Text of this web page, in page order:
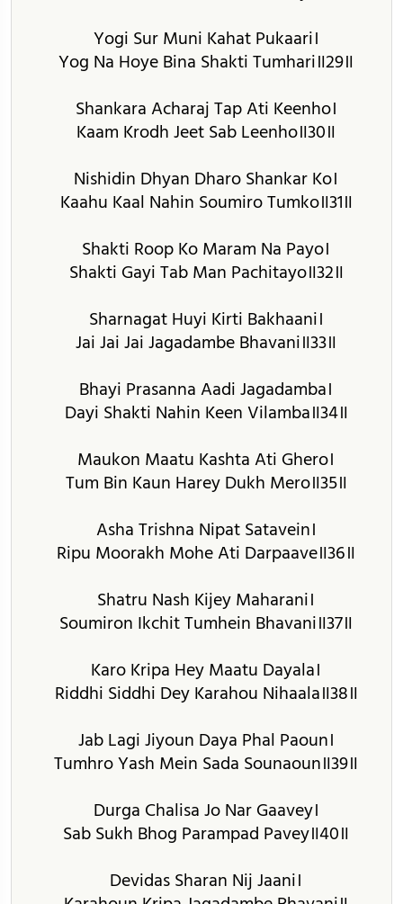
Yogi Sur Muni Kahat Pukaari।
Yog Na Hoye Bina Shakti Tumhari॥29॥
Shankara Acharaj Tap Ati Keenho।
Kaam Krodh Jeet Sab Leenho॥30॥
Nishidin Dhyan Dharo Shankar Ko।
Kaahu Kaal Nahin Soumiro Tumko॥31॥
Shakti Roop Ko Maram Na Payo।
Shakti Gayi Tab Man Pachitayo॥32॥
Sharnagat Huyi Kirti Bakhaani।
Jai Jai Jai Jagadambe Bhavani॥33॥
Bhayi Prasanna Aadi Jagadamba।
Dayi Shakti Nahin Keen Vilamba॥34॥
Maukon Maatu Kashta Ati Ghero।
Tum Bin Kaun Harey Dukh Mero॥35॥
Asha Trishna Nipat Satavein।
Ripu Moorakh Mohe Ati Darpaave॥36॥
Shatru Nash Kijey Maharani।
Soumiron Ikchit Tumhein Bhavani॥37॥
Karo Kripa Hey Maatu Dayala।
Riddhi Siddhi Dey Karahou Nihaala॥38॥
Jab Lagi Jiyoun Daya Phal Paoun।
Tumhro Yash Mein Sada Sounaoun॥39॥
Durga Chalisa Jo Nar Gaavey।
Sab Sukh Bhog Parampad Pavey॥40॥
Devidas Sharan Nij Jaani।